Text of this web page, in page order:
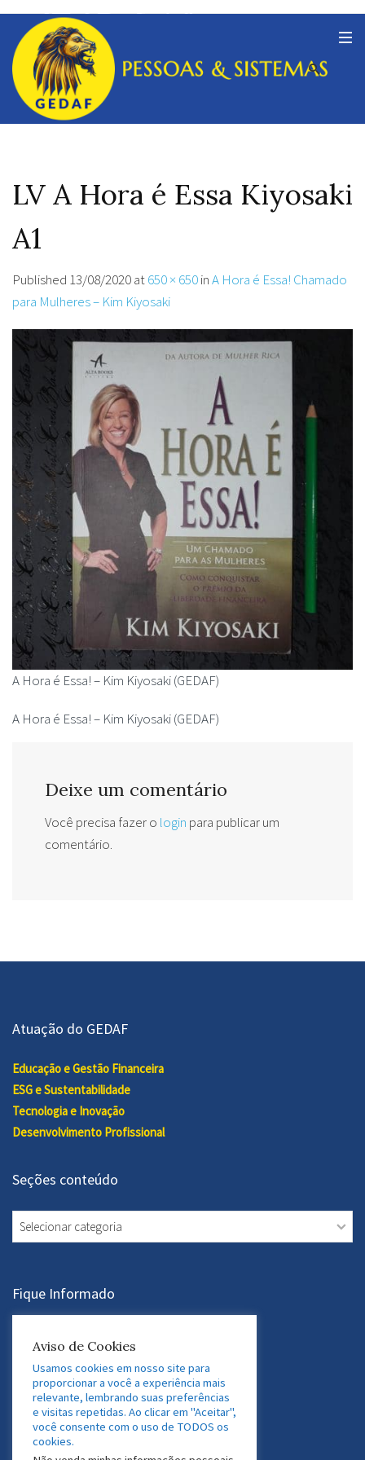
LV A Hora é Essa Kiyosaki
A1
Published 13/08/2020at650 × 650inA Hora é Essa! Chamado
para Mulheres – Kim Kiyosaki
A Hora é Essa! – Kim Kiyosaki (GEDAF)
A Hora é Essa! – Kim Kiyosaki (GEDAF)
Deixe um comentário
Você precisa fazer o login para publicar um
comentário.
Atuação do GEDAF
Educação e Gestão Financeira
ESG e Sustentabilidade
Tecnologia e Inovação
Desenvolvimento Profissional
Seções conteúdo
Seções
conteúdo
Fique Informado
Assine a Newsletter
Acesse nossas Redes Sociais
Twitter Facebook
Aviso de Cookies
Usamos cookies em nosso site para
proporcionar a você a experiência mais
relevante, lembrando suas preferências
e visitas repetidas. Ao clicar em "Aceitar",
você consente com o uso de TODOS os
cookies.